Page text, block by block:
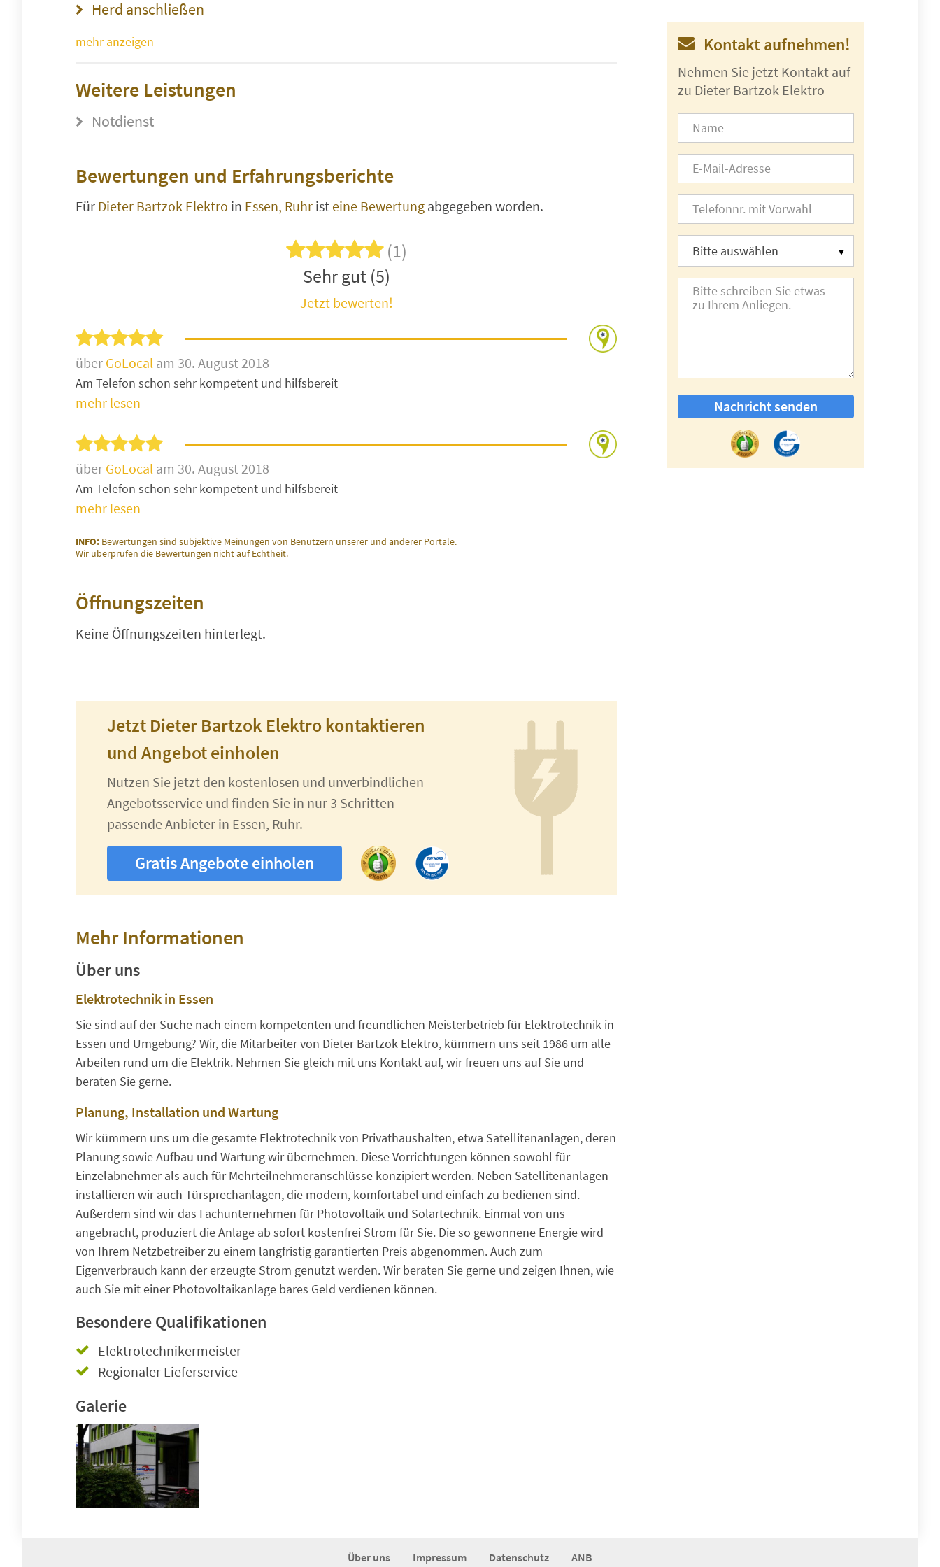
Herd anschließen
mehr anzeigen
Weitere Leistungen
Notdienst
Bewertungen und Erfahrungsberichte
Für Dieter Bartzok Elektro in Essen, Ruhr ist eine Bewertung abgegeben worden.
(1)
Sehr gut (5)
Jetzt bewerten!
über GoLocal am 30. August 2018
Am Telefon schon sehr kompetent und hilfsbereit
mehr lesen
über GoLocal am 30. August 2018
Am Telefon schon sehr kompetent und hilfsbereit
mehr lesen
INFO: Bewertungen sind subjektive Meinungen von Benutzern unserer und anderer Portale.
Wir überprüfen die Bewertungen nicht auf Echtheit.
Öffnungszeiten
Keine Öffnungszeiten hinterlegt.
Jetzt Dieter Bartzok Elektro kontaktieren
und Angebot einholen
Nutzen Sie jetzt den kostenlosen und unverbindlichen
Angebotsservice und finden Sie in nur 3 Schritten
passende Anbieter in Essen, Ruhr.
Gratis Angebote einholen
Mehr Informationen
Über uns
Elektrotechnik in Essen
Sie sind auf der Suche nach einem kompetenten und freundlichen Meisterbetrieb für Elektrotechnik in
Essen und Umgebung? Wir, die Mitarbeiter von Dieter Bartzok Elektro, kümmern uns seit 1986 um alle
Arbeiten rund um die Elektrik. Nehmen Sie gleich mit uns Kontakt auf, wir freuen uns auf Sie und
beraten Sie gerne.
Planung, Installation und Wartung
Wir kümmern uns um die gesamte Elektrotechnik von Privathaushalten, etwa Satellitenanlagen, deren
Planung sowie Aufbau und Wartung wir übernehmen. Diese Vorrichtungen können sowohl für
Einzelabnehmer als auch für Mehrteilnehmeranschlüsse konzipiert werden. Neben Satellitenanlagen
installieren wir auch Türsprechanlagen, die modern, komfortabel und einfach zu bedienen sind.
Außerdem sind wir das Fachunternehmen für Photovoltaik und Solartechnik. Einmal von uns
angebracht, produziert die Anlage ab sofort kostenfrei Strom für Sie. Die so gewonnene Energie wird
von Ihrem Netzbetreiber zu einem langfristig garantierten Preis abgenommen. Auch zum
Eigenverbrauch kann der erzeugte Strom genutzt werden. Wir beraten Sie gerne und zeigen Ihnen, wie
auch Sie mit einer Photovoltaikanlage bares Geld verdienen können.
Besondere Qualifikationen
Elektrotechnikermeister
Regionaler Lieferservice
Galerie
Kontakt aufnehmen!
Nehmen Sie jetzt Kontakt auf
zu Dieter Bartzok Elektro
Nachricht senden
Über uns Impressum Datenschutz ANB